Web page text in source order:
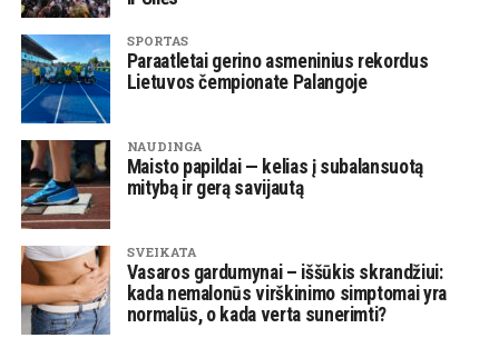
SPORTAS
Paraatletai gerino asmeninius rekordus
Lietuvos čempionate Palangoje
NAUDINGA
Maisto papildai — kelias į subalansuotą
mitybą ir gerą savijautą
SVEIKATA
Vasaros gardumynai – iššūkis skrandžiui:
kada nemalonūs virškinimo simptomai yra
normalūs, o kada verta sunerimti?